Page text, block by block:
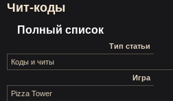
Чит-коды
Полный список
Тип статьи
Коды и читы
Игра
Pizza Tower